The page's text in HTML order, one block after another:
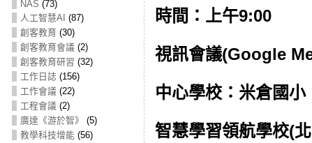
NAS (73)
人工智慧AI (87)
創客教育 (30)
創客教育會議 (2)
創客教育研習 (32)
工作日誌 (156)
工作會議 (22)
工程會議 (2)
廣達《游於智》
(5)
教學科技增能(56)
時間：上午9:00
視訊會議(Google
中心學校：米倉國小
智慧學習領航學校(